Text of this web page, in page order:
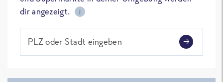
dir angezeigt.
i
PLZ oder Stadt eingeben